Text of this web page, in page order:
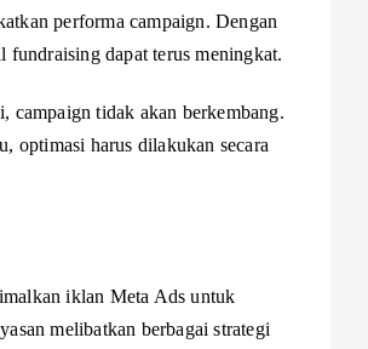
performa campaign. Dengan
fundraising dapat terus meningkat.
campaign tidak akan berkembang.
optimasi harus dilakukan secara
iklan Meta Ads untuk
melibatkan berbagai strategi